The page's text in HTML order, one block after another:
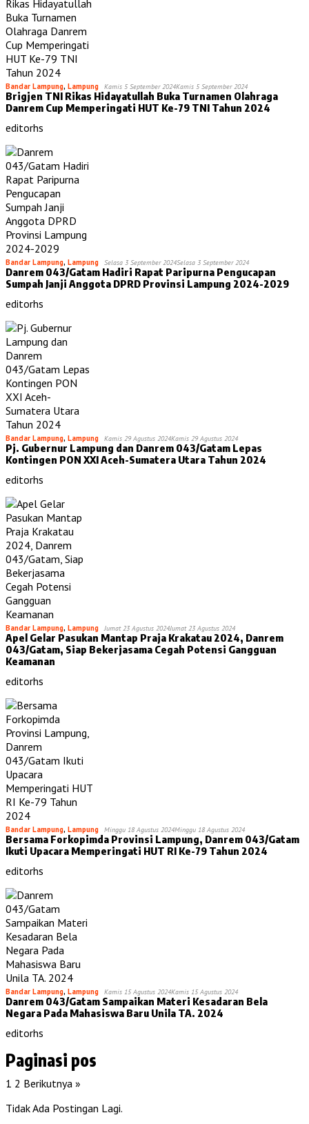
Bandar Lampung, Lampung Kamis 5 September 2024Kamis 5 September 2024
Brigjen TNI Rikas Hidayatullah Buka Turnamen Olahraga
Danrem Cup Memperingati HUT Ke-79 TNI Tahun 2024
editorhs
Bandar Lampung, Lampung Selasa 3 September 2024Selasa 3 September 2024
Danrem 043/Gatam Hadiri Rapat Paripurna Pengucapan
Sumpah Janji Anggota DPRD Provinsi Lampung 2024-2029
editorhs
Bandar Lampung, Lampung Kamis 29 Agustus 2024Kamis 29 Agustus 2024
Pj. Gubernur Lampung dan Danrem 043/Gatam Lepas
Kontingen PON XXI Aceh-Sumatera Utara Tahun 2024
editorhs
Bandar Lampung, Lampung Jumat 23 Agustus 2024Jumat 23 Agustus 2024
Apel Gelar Pasukan Mantap Praja Krakatau 2024, Danrem
043/Gatam, Siap Bekerjasama Cegah Potensi Gangguan
Keamanan
editorhs
Bandar Lampung, Lampung Minggu 18 Agustus 2024Minggu 18 Agustus 2024
Bersama Forkopimda Provinsi Lampung, Danrem 043/Gatam
Ikuti Upacara Memperingati HUT RI Ke-79 Tahun 2024
editorhs
Bandar Lampung, Lampung Kamis 15 Agustus 2024Kamis 15 Agustus 2024
Danrem 043/Gatam Sampaikan Materi Kesadaran Bela
Negara Pada Mahasiswa Baru Unila TA. 2024
editorhs
Paginasi pos
1 2 Berikutnya »
Tidak Ada Postingan Lagi.